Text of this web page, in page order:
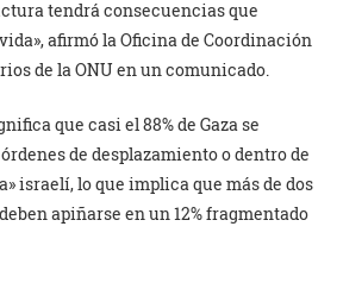
tendrá consecuencias que
afirmó la Oficina de Coordinación
de la ONU en un comunicado.
que casi el 88% de Gaza se
de desplazamiento o dentro de
israelí, lo que implica que más de dos
apiñarse en un 12% fragmentado